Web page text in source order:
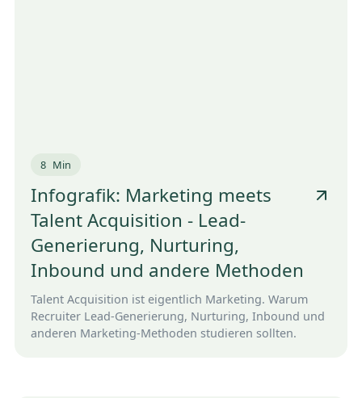
8 Min
Infografik: Marketing meets
Talent Acquisition - Lead-
Generierung, Nurturing,
Inbound und andere Methoden
Talent Acquisition ist eigentlich Marketing. Warum
Recruiter Lead-Generierung, Nurturing, Inbound und
anderen Marketing-Methoden studieren sollten.